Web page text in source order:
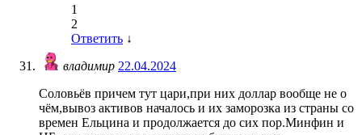
1
2
Ответить ↓
владимир 22.04.2024
Соловьёв причем тут цари,при них доллар вообще не о
чём,вывоз активов началось и их заморозка из страны со
времен Ельцина и продолжается до сих пор.Минфин и